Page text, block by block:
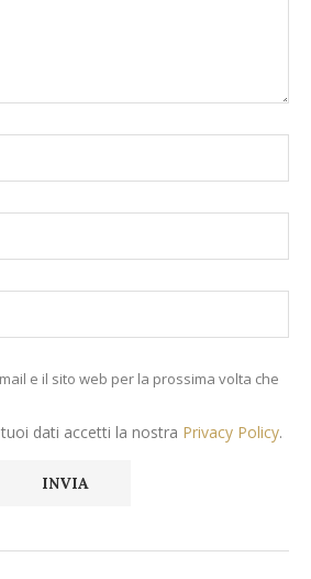
e il sito web per la prossima volta che
dati accetti la nostra Privacy Policy.